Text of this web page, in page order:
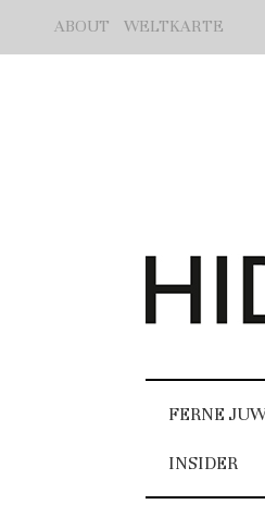
ABOUT WELTKARTE
FERNE
INSIDER